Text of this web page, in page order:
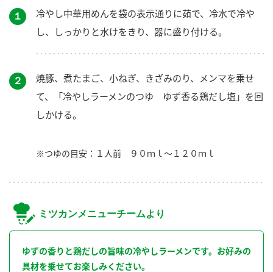
１
冷やし中華用めんを袋の表示通りに茹で、冷水で冷や
し、しっかりと水けをきり、器に盛り付ける。
２
焼豚、煮たまご、小ねぎ、きざみのり、メンマを乗せ
て、「冷やしラーメンのつゆ ゆず香る鶏だし塩」を回
しかける。
※つゆの目安：１人前 ９０ｍｌ～１２０ｍｌ
ミツカンメニューチームより
ゆずの香りと鶏だしの旨味の冷やしラーメンです。お好みの
具材を乗せてお楽しみください。